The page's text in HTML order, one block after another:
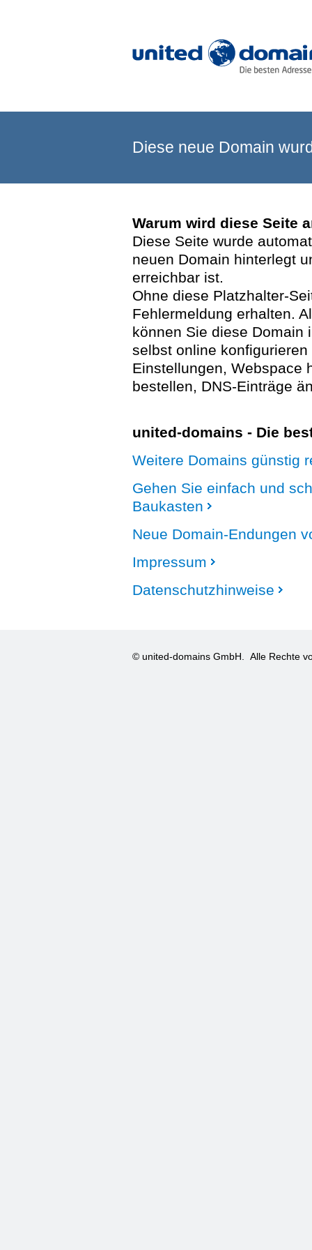
Diese neue Domain
Warum wird diese Seite
Diese Seite wurde
neuen Domain hinterlegt
erreichbar ist.
Ohne diese Platzhalter-
Fehlermeldung erhalten.
können Sie diese Domain
selbst online
Einstellungen, Webspace
bestellen, DNS-Einträge
united-domains - Die
Weitere Domains günstig
Gehen Sie einfach und
Baukasten
Neue Domain-Endungen
Impressum
Datenschutzhinweise
© united-domains GmbH. Alle Rechte